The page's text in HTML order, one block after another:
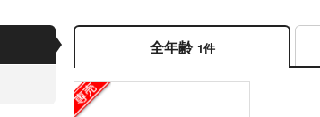
全年齢 1件